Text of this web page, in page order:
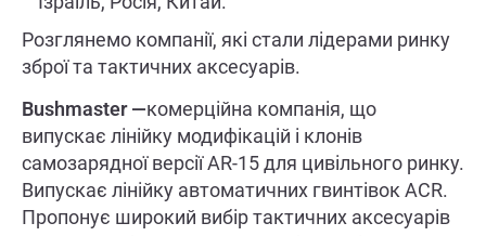
Розглянемо компанії, які стали лідерами ринку
зброї та тактичних аксесуарів.
Bushmaster —комерційна компанія, що
випускає лінійку модифікацій і клонів
самозарядної версії AR-15 для цивільного ринку.
Випускає лінійку автоматичних гвинтівок ACR.
Пропонує широкий вибір тактичних аксесуарів